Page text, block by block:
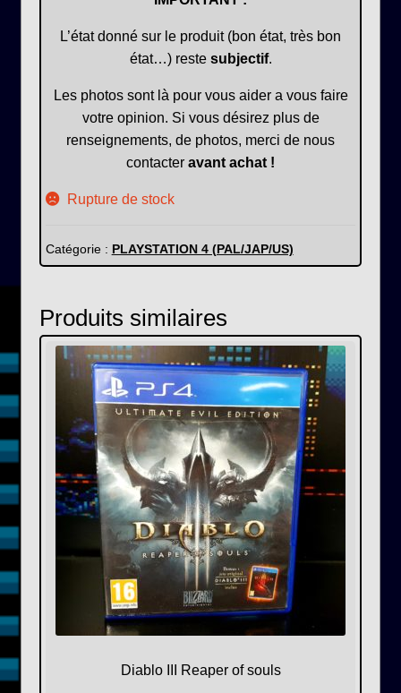
L’état donné sur le produit (bon état, très bon
état…) reste subjectif.
Les photos sont là pour vous aider a vous faire
votre opinion. Si vous désirez plus de
renseignements, de photos, merci de nous
contacter avant achat !
Rupture de stock
Catégorie : PLAYSTATION 4 (PAL/JAP/US)
Produits similaires
Diablo III Reaper of souls